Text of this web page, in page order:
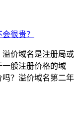
溢价域名是注册局或
般注册价格的域
？溢价域名第二年